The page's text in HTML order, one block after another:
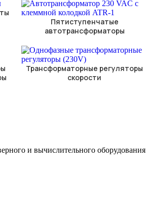
Пятиступенчатые
автотрансформаторы
Трансформаторные регуляторы
скорости
и вычислительного оборудования